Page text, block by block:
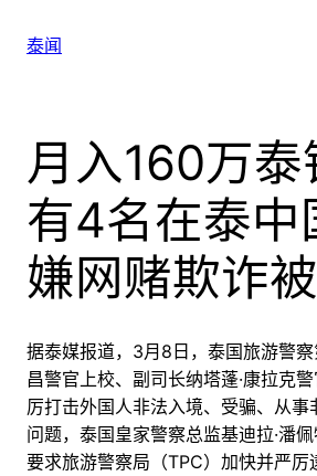
泰闻
月入160万泰
有4名在泰中
嫌网赌欺诈被
据泰媒报道，3月8日，泰国旅游警察
昌警官上校、副司长纳塔蓬·康拉克
厉打击外国人非法入境、受骗、从事
问题，泰国皇家警察总监基迪拉·潘佩
要求旅游警察局（TPC）加快并严厉